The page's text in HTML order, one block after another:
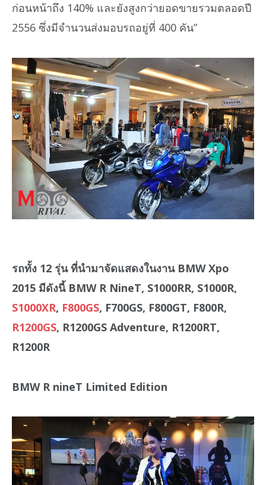
ก่อนหน้าถึง 140% และยังสูงกว่ายอดขายรวมตลอดปี
2556 ซึ่งมีจำนวนส่งมอบรถอยู่ที่ 400 คัน”
รถทั้ง 12 รุ่น ที่นำมาจัดแสดงในงาน BMW Xpo
2015 มีดังนี้ BMW R NineT, S1000RR, S1000R,
S1000XR, F800GS, F700GS, F800GT, F800R,
R1200GS, R1200GS Adventure, R1200RT,
R1200R
BMW R nineT Limited Edition